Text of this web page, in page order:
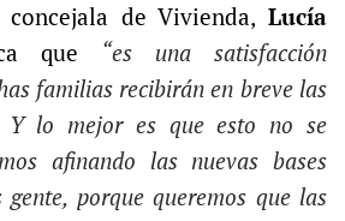
de Vivienda, Lucía
que “es una satisfacción
familias recibirán en breve las
Y lo mejor es que esto no se
afinando las nuevas bases
porque queremos que las